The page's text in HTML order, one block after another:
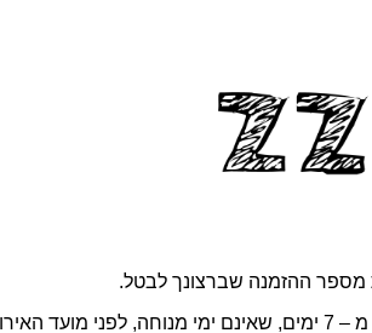
מספר ההזמנה שברצונך לבטל.